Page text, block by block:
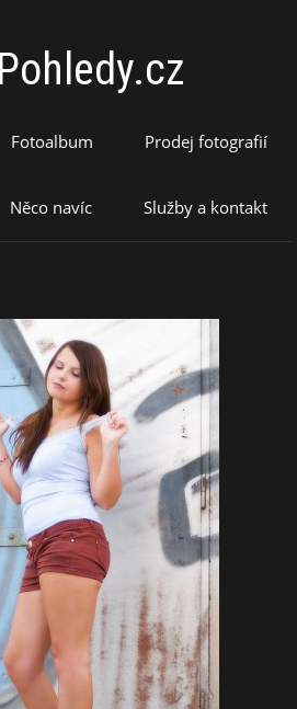
Fotoalbum Prodej fotografií
Něco navíc Služby a kontakt